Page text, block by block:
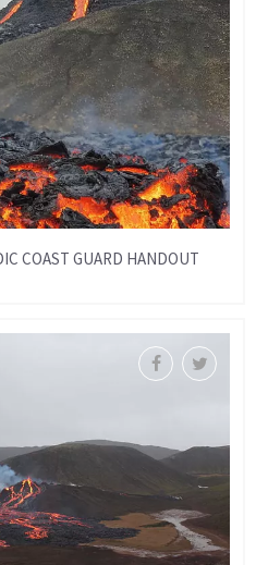
COAST GUARD HANDOUT